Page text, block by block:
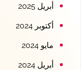
أبريل 2025
أكتوبر 2024
مايو 2024
أبريل 2024